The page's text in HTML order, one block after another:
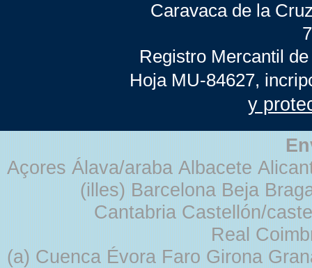
Caravaca de la
Registro Mercantil
Hoja MU-84627,
y
Açores Álava/araba Albacete
(illes) Barcelona Beja
Cantabria Castellón/
Real
(a) Cuenca Évora Faro Girona